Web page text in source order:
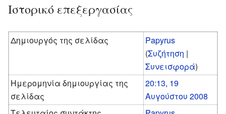
Ιστορικό επεξεργασίας
Δημιουργός της σελίδας
Papyrus
(Συζήτηση |
Συνεισφορά)
Ημερομηνία δημιουργίας της
σελίδας
20:13, 19
Αυγούστου 2008